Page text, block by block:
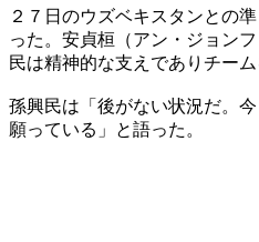
２７日のウズベキスタンとの
った。安貞桓（アン・ジョン
民は精神的な支えでありチー
孫興民は「後がない状況だ。
願っている」と語った。